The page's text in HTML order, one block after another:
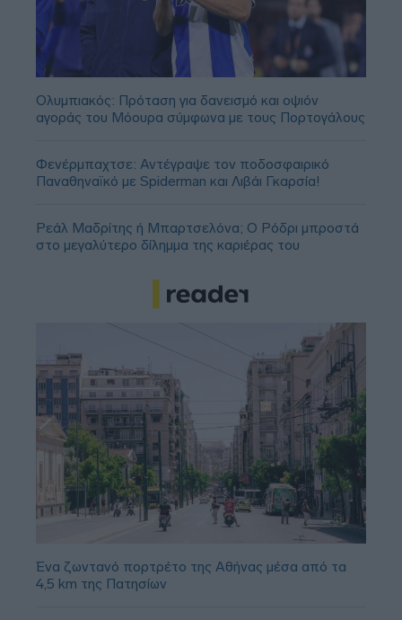
Ολυμπιακός: Πρόταση για δανεισμό και οψιόν
αγοράς του Μόουρα σύμφωνα με τους Πορτογάλους
Φενέρμπαχτσε: Αντέγραψε τον ποδοσφαιρικό
Παναθηναϊκό με Spiderman και Λιβάι Γκαρσία!
Ρεάλ Μαδρίτης ή Μπαρτσελόνα; Ο Ρόδρι μπροστά
στο μεγαλύτερο δίλημμα της καριέρας του
Ένα ζωντανό πορτρέτο της Αθήνας μέσα από τα
4,5 km της Πατησίων